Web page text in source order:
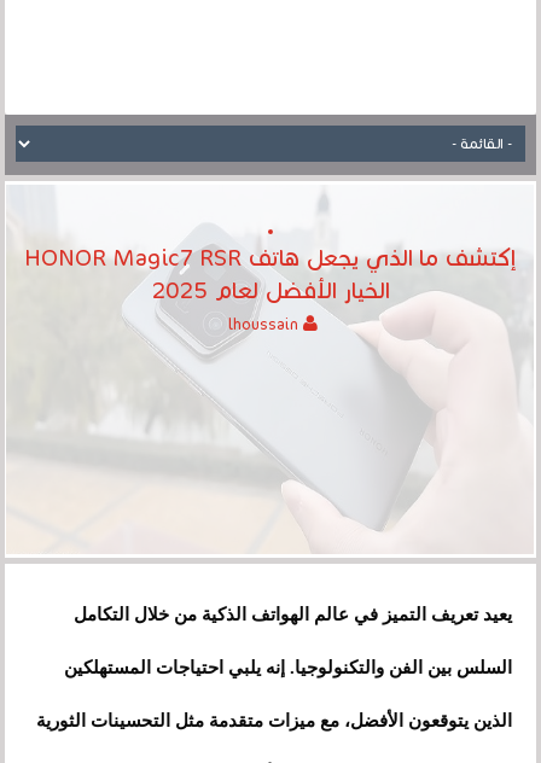
إكتشف ما الذي يجعل هاتف HONOR Magic7 RSR
الخيار الأفضل لعام 2025
يعيد تعريف التميز في عالم الهواتف الذكية من خلال التكامل
السلس بين الفن والتكنولوجيا. إنه يلبي احتياجات المستهلكين
الذين يتوقعون الأفضل، مع ميزات متقدمة مثل التحسينات الثورية